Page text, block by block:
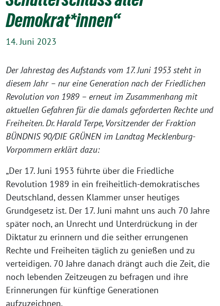
Demokrat*innen“
14. Juni 2023
Der Jahrestag des Aufstands vom 17. Juni 1953 steht in
diesem Jahr – nur eine Generation nach der Friedlichen
Revolution von 1989 – erneut im Zusammenhang mit
aktuellen Gefahren für die damals geforderten Rechte und
Freiheiten. Dr. Harald Terpe, Vorsitzender der Fraktion
BÜNDNIS 90/DIE GRÜNEN im Landtag Mecklenburg-
Vorpommern erklärt dazu:
„Der 17. Juni 1953 führte über die Friedliche
Revolution 1989 in ein freiheitlich-demokratisches
Deutschland, dessen Klammer unser heutiges
Grundgesetz ist. Der 17. Juni mahnt uns auch 70 Jahre
später noch, an Unrecht und Unterdrückung in der
Diktatur zu erinnern und die seither errungenen
Rechte und Freiheiten täglich zu genießen und zu
verteidigen. 70 Jahre danach drängt auch die Zeit, die
noch lebenden Zeitzeugen zu befragen und ihre
Erinnerungen für künftige Generationen
aufzuzeichnen.